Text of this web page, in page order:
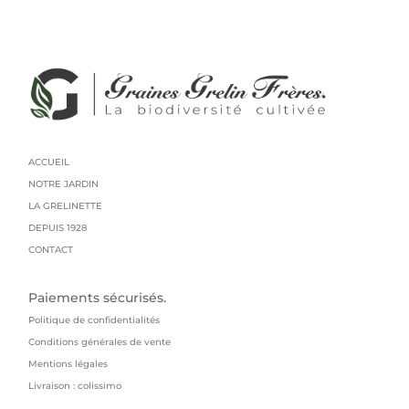
ACCUEIL
NOTRE JARDIN
LA GRELINETTE
DEPUIS 1928
CONTACT
Paiements sécurisés.
Politique de confidentialités
Conditions générales de vente
Mentions légales
Livraison : colissimo